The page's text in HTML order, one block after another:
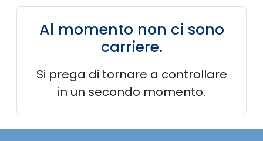
Al momento non ci sono
carriere.
Si prega di tornare a controllare
in un secondo momento.